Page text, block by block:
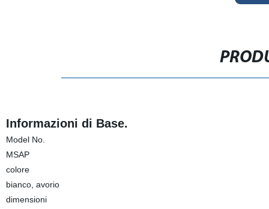
Informazioni di Base.
Model No.
MSAP
colore
bianco, avorio
dimensioni